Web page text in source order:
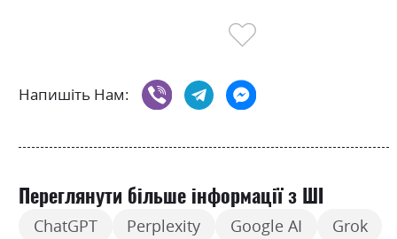
Напишіть Нам:
Переглянути більше інформації з ШІ
ChatGPT Perplexity Google AI Grok